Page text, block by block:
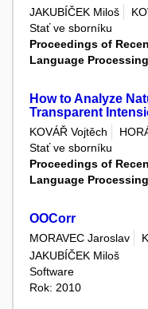
JAKUBÍČEK Miloš
Stať ve sborníku
Proceedings of
Language
How to Analyze
Transparent
KOVÁŘ Vojtěch
Stať ve sborníku
Proceedings of
Language
OOCorr
MORAVEC Jaroslav
JAKUBÍČEK Miloš
Software
Rok: 2010